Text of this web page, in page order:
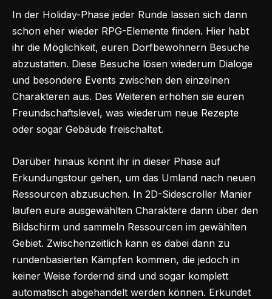
In der Holiday-Phase jeder Runde lassen sich dann
schon eher wieder RPG-Elemente finden. Hier habt
ihr die Möglichkeit, euren Dorfbewohnern Besuche
abzustatten. Diese Besuche lösen wiederum Dialoge
und besondere Events zwischen den einzelnen
Charakteren aus. Des Weiteren erhöhen sie euren
Freundschaftslevel, was wiederum neue Rezepte
oder sogar Gebäude freischaltet.
Darüber hinaus könnt ihr in dieser Phase auf
Erkundungstour gehen, um das Umland nach neuen
Ressourcen abzusuchen. In 2D-Sidescroller Manier
laufen eure ausgewählten Charaktere dann über den
Bildschirm und sammeln Ressourcen im gewählten
Gebiet. Zwischenzeitlich kann es dabei dann zu
rundenbasierten Kämpfen kommen, die jedoch in
keiner Weise fordernd sind und sogar komplett
automatisch abgehandelt werden können. Erkundet